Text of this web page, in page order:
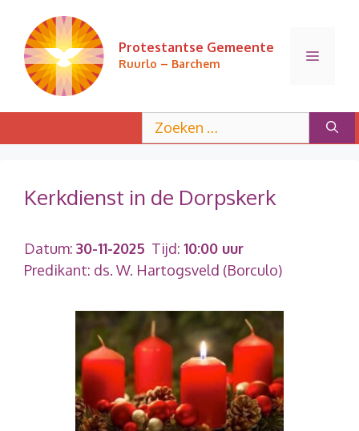
inhoud
Protestantse Gemeente
Ruurlo – Barchem
Menu
naar:
Kerkdienst in de Dorpskerk
Datum: 30-11-2025 Tijd: 10:00 uur
Predikant: ds. W. Hartogsveld (Borculo)